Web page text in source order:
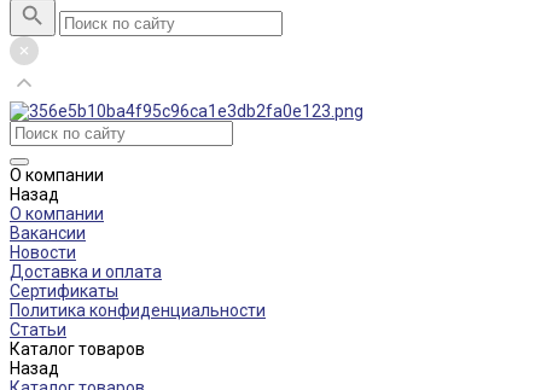
О компании
Назад
О компании
Вакансии
Новости
Доставка и оплата
Сертификаты
Политика конфиденциальности
Статьи
Каталог товаров
Назад